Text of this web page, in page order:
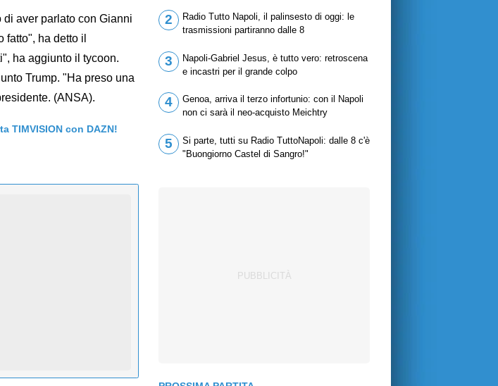
di aver parlato con Gianni
ha detto il
ha aggiunto il tycoon.
Trump. "Ha preso una
(ANSA).
TIMVISION con DAZN!
2
Radio Tutto Napoli, il palinsesto di oggi: le
trasmissioni partiranno dalle 8
3
Napoli-Gabriel Jesus, è tutto vero: retroscena
e incastri per il grande colpo
4
Genoa, arriva il terzo infortunio: con il Napoli
non ci sarà il neo-acquisto Meichtry
5
Si parte, tutti su Radio TuttoNapoli: dalle 8 c'è
"Buongiorno Castel di Sangro!"